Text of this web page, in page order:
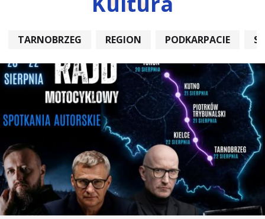
TARNOBRZEG REGION PODKARPACIE